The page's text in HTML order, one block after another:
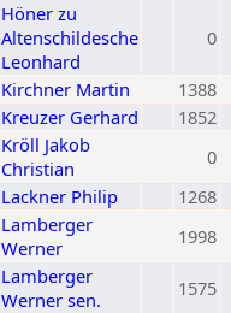
Höner zu
Altenschildesche
Leonhard
0
Kirchner Martin 1388
Kreuzer Gerhard 1852
Kröll Jakob
Christian
0
Lackner Philip 1268
Lamberger
Werner
1998
Lamberger
Werner sen.
1575